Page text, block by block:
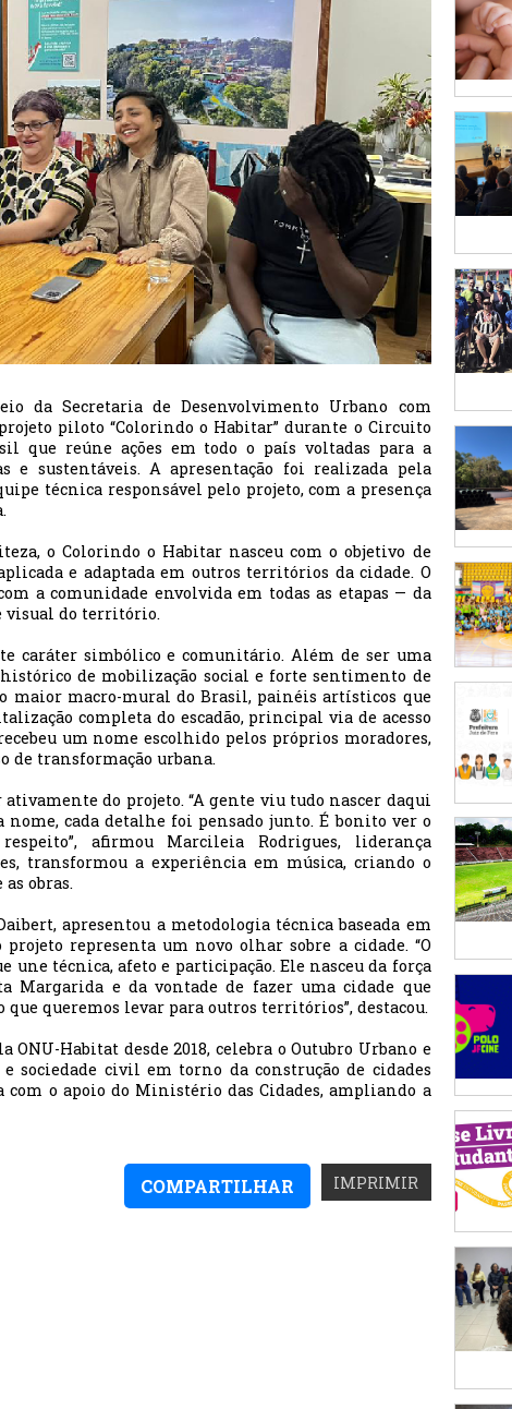
da Secretaria de Desenvolvimento Urbano com
piloto “Colorindo o Habitar” durante o Circuito
que reúne ações em todo o país voltadas para a
e sustentáveis. A apresentação foi realizada pela
técnica responsável pelo projeto, com a presença
o Colorindo o Habitar nasceu com o objetivo de
e adaptada em outros territórios da cidade. O
a comunidade envolvida em todas as etapas — da
visual do território.
caráter simbólico e comunitário. Além de ser uma
de mobilização social e forte sentimento de
macro-mural do Brasil, painéis artísticos que
completa do escadão, principal via de acesso
um nome escolhido pelos próprios moradores,
de transformação urbana.
do projeto. “A gente viu tudo nascer daqui
nome, cada detalhe foi pensado junto. É bonito ver o
afirmou Marcileia Rodrigues, liderança
transformou a experiência em música, criando o
obras.
apresentou a metodologia técnica baseada em
representa um novo olhar sobre a cidade. “O
une técnica, afeto e participação. Ele nasceu da força
Margarida e da vontade de fazer uma cidade que
queremos levar para outros territórios”, destacou.
Habitat desde 2018, celebra o Outubro Urbano e
sociedade civil em torno da construção de cidades
o apoio do Ministério das Cidades, ampliando a
IMPRIMIR
COMPARTILHAR